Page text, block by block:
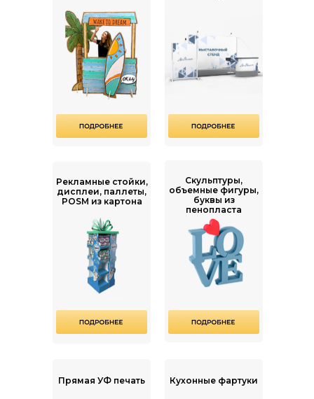
Прямая УФ печать
Рекламные стойки,
дисплеи, паллеты,
POSM из картона
Скульптуры,
объемные фигуры,
буквы из
пенопласта
Кухонные фартуки